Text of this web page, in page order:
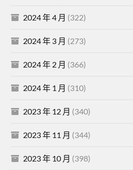
2024 年 4 月 (322)
2024 年 3 月 (273)
2024 年 2 月 (366)
2024 年 1 月 (310)
2023 年 12 月 (340)
2023 年 11 月 (344)
2023 年 10 月 (398)